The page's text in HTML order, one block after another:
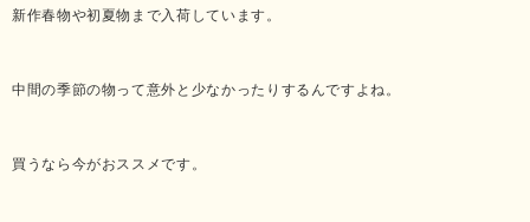
新作春物や初夏物まで入荷しています。
中間の季節の物って意外と少なかったりするんですよね。
買うなら今がおススメです。